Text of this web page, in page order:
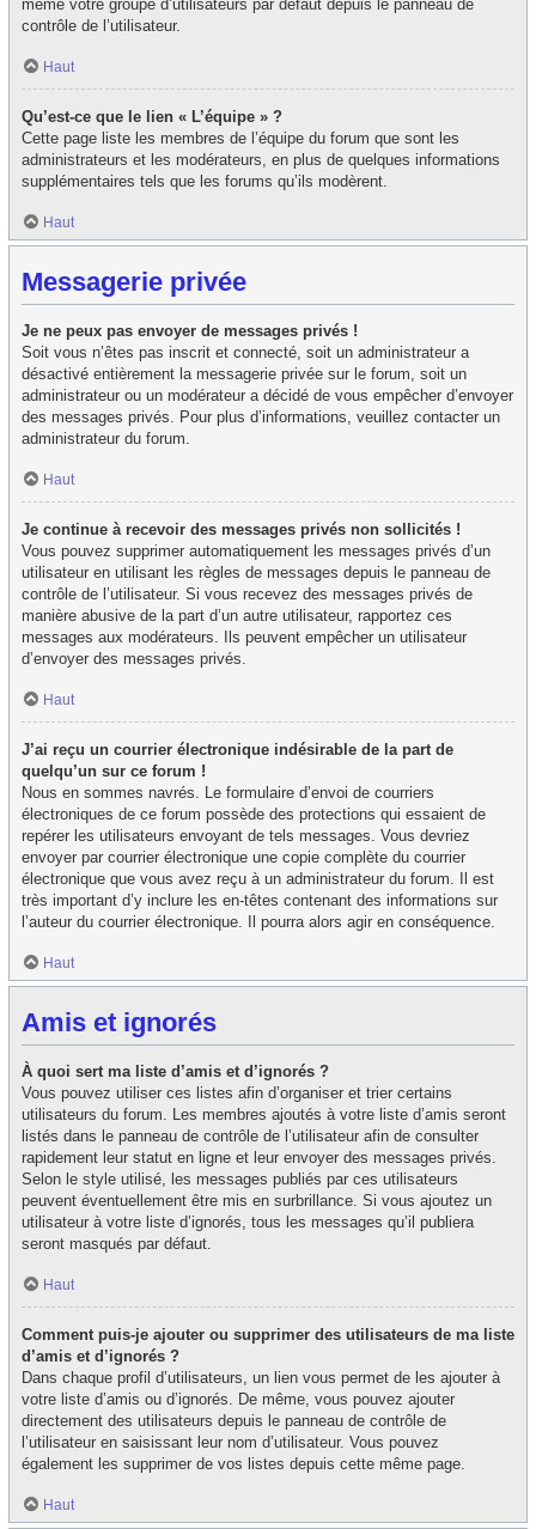
même votre groupe d’utilisateurs par défaut depuis le panneau de
contrôle de l’utilisateur.
Haut
Qu’est-ce que le lien « L’équipe » ?
Cette page liste les membres de l’équipe du forum que sont les
administrateurs et les modérateurs, en plus de quelques informations
supplémentaires tels que les forums qu’ils modèrent.
Haut
Messagerie privée
Je ne peux pas envoyer de messages privés !
Soit vous n’êtes pas inscrit et connecté, soit un administrateur a
désactivé entièrement la messagerie privée sur le forum, soit un
administrateur ou un modérateur a décidé de vous empêcher d’envoyer
des messages privés. Pour plus d’informations, veuillez contacter un
administrateur du forum.
Haut
Je continue à recevoir des messages privés non sollicités !
Vous pouvez supprimer automatiquement les messages privés d’un
utilisateur en utilisant les règles de messages depuis le panneau de
contrôle de l’utilisateur. Si vous recevez des messages privés de
manière abusive de la part d’un autre utilisateur, rapportez ces
messages aux modérateurs. Ils peuvent empêcher un utilisateur
d’envoyer des messages privés.
Haut
J’ai reçu un courrier électronique indésirable de la part de
quelqu’un sur ce forum !
Nous en sommes navrés. Le formulaire d’envoi de courriers
électroniques de ce forum possède des protections qui essaient de
repérer les utilisateurs envoyant de tels messages. Vous devriez
envoyer par courrier électronique une copie complète du courrier
électronique que vous avez reçu à un administrateur du forum. Il est
très important d’y inclure les en-têtes contenant des informations sur
l’auteur du courrier électronique. Il pourra alors agir en conséquence.
Haut
Amis et ignorés
À quoi sert ma liste d’amis et d’ignorés ?
Vous pouvez utiliser ces listes afin d’organiser et trier certains
utilisateurs du forum. Les membres ajoutés à votre liste d’amis seront
listés dans le panneau de contrôle de l’utilisateur afin de consulter
rapidement leur statut en ligne et leur envoyer des messages privés.
Selon le style utilisé, les messages publiés par ces utilisateurs
peuvent éventuellement être mis en surbrillance. Si vous ajoutez un
utilisateur à votre liste d’ignorés, tous les messages qu’il publiera
seront masqués par défaut.
Haut
Comment puis-je ajouter ou supprimer des utilisateurs de ma liste
d’amis et d’ignorés ?
Dans chaque profil d’utilisateurs, un lien vous permet de les ajouter à
votre liste d’amis ou d’ignorés. De même, vous pouvez ajouter
directement des utilisateurs depuis le panneau de contrôle de
l’utilisateur en saisissant leur nom d’utilisateur. Vous pouvez
également les supprimer de vos listes depuis cette même page.
Haut